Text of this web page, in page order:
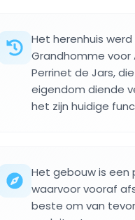
Het herenhuis
Grandhomme voor
Perrinet de Jars,
eigendom diende
het zijn huidige
Het gebouw is
waarvoor vooraf
beste om van